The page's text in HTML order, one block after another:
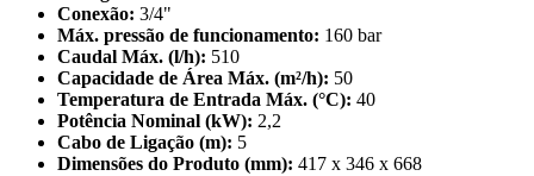
Conexão: 3/4"
Máx. pressão de funcionamento: 160 bar
Caudal Máx. (l/h): 510
Capacidade de Área Máx. (m²/h): 50
Temperatura de Entrada Máx. (°C): 40
Potência Nominal (kW): 2,2
Cabo de Ligação (m): 5
Dimensões do Produto (mm): 417 x 346 x 668